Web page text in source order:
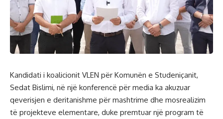
Kandidati i koalicionit VLEN për Komunën e Studeniçanit,
Sedat Bislimi, në një konferencë për media ka akuzuar
qeverisjen e deritanishme për mashtrime dhe mosrealizim
të projekteve elementare, duke premtuar një program të